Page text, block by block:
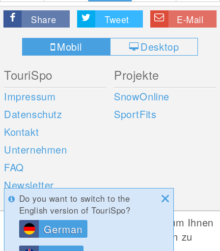
Share Tweet E-Mail
Mobil Desktop
TouriSpo
Impressum
Datenschutz
Kontakt
Unternehmen
FAQ
Newsletter
Umfragen
Projekte
SnowOnline
SportFits
Mobile Apps Social Web
Do you want to switch to the
English version of TouriSpo?
German
Diese Website verwendet Cookies, um Ihnen
die bestmögliche Funktionalität bieten zu